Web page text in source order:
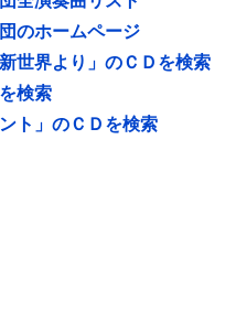
のホームページ
世界より」のＣＤを検索
検索
ト」のＣＤを検索